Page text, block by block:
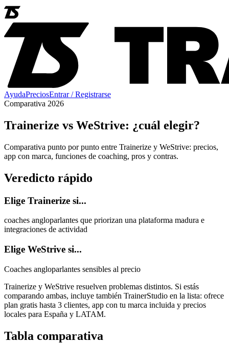
AyudaPreciosEntrar / Registrarse
Comparativa 2026
Trainerize vs WeStrive: ¿cuál elegir?
Comparativa punto por punto entre Trainerize y WeStrive: precios,
app con marca, funciones de coaching, pros y contras.
Veredicto rápido
Elige Trainerize si...
coaches angloparlantes que priorizan una plataforma madura e
integraciones de actividad
Elige WeStrive si...
Coaches angloparlantes sensibles al precio
Trainerize y WeStrive resuelven problemas distintos. Si estás
comparando ambas, incluye también TrainerStudio en la lista: ofrece
plan gratis hasta 3 clientes, app con tu marca incluida y precios
locales para España y LATAM.
Tabla comparativa